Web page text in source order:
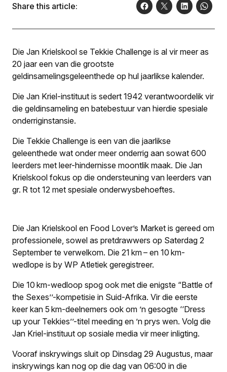
Share this article:
Die Jan Krielskool se Tekkie Challenge is al vir meer as
20 jaar een van die grootste
geldinsamelingsgeleenthede op hul jaarlikse kalender.
Die Jan Kriel-instituut is sedert 1942 verantwoordelik vir
die geldinsameling en batebestuur van hierdie spesiale
onderriginstansie.
Die Tekkie Challenge is een van die jaarlikse
geleenthede wat onder meer onderrig aan sowat 600
leerders met leer-hindernisse moontlik maak. Die Jan
Krielskool fokus op die ondersteuning van leerders van
gr. R tot 12 met spesiale onderwysbehoeftes.
Die Jan Krielskool en Food Lover’s Market is gereed om
professionele, sowel as pretdrawwers op Saterdag 2
September te verwelkom. Die 21 km – en 10 km-
wedlope is by WP Atletiek geregistreer.
Die 10 km-wedloop spog ook met die enigste “Battle of
the Sexes’’-kompetisie in Suid-Afrika. Vir die eerste
keer kan 5 km-deelnemers ook om ’n gesogte ‘‘Dress
up your Tekkies’’-titel meeding en ’n prys wen. Volg die
Jan Kriel-instituut op sosiale media vir meer inligting.
Vooraf inskrywings sluit op Dinsdag 29 Augustus, maar
inskrywings kan nog op die dag van 06:00 in die